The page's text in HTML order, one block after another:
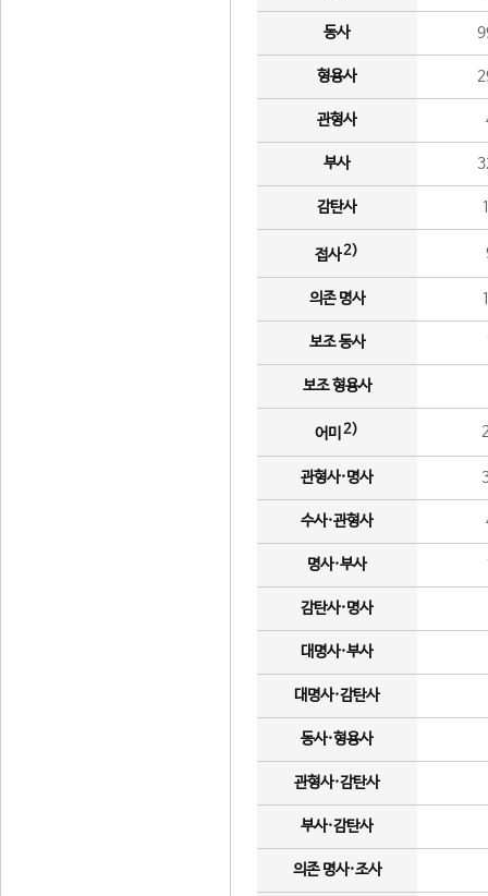
동사
형용사
관형사
부사
감탄사
접사2)
의존 명사
보조 동사
보조 형용사
어미 2)
관형사·명사
수사·관형사
명사·부사
감탄사·명사
대명사·부사
대명사·감탄사
동사·형용사
관형사·감탄사
부사·감탄사
의존 명사·조사